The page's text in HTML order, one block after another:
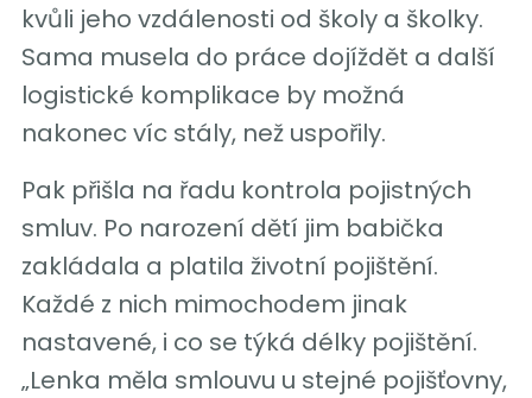
kvůli jeho vzdálenosti od školy a školky.
Sama musela do práce dojíždět a další
logistické komplikace by možná
nakonec víc stály, než uspořily.
Pak přišla na řadu kontrola pojistných
smluv. Po narození dětí jim babička
zakládala a platila životní pojištění.
Každé z nich mimochodem jinak
nastavené, i co se týká délky pojištění.
„Lenka měla smlouvu u stejné pojišťovny,